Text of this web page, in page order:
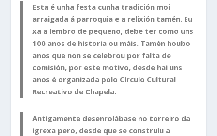
Esta é unha festa cunha tradición moi
arraigada á parroquia e a relixión tamén. Eu
xa a lembro de pequeno, debe ter como uns
100 anos de historia ou máis. Tamén houbo
anos que non se celebrou por falta de
comisión, por este motivo, desde hai uns
anos é organizada polo Círculo Cultural
Recreativo de Chapela.
Antigamente desenrolábase no torreiro da
igrexa pero, desde que se construíu a